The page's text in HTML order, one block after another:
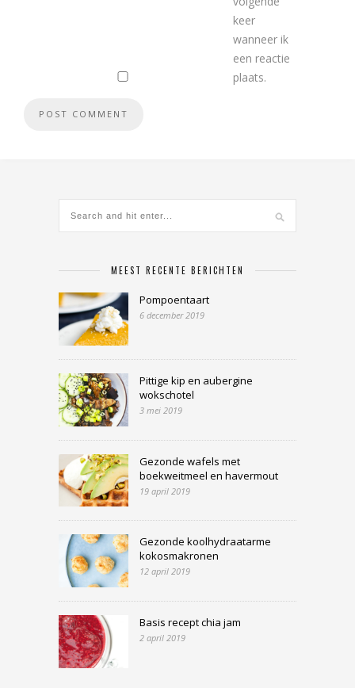
keer
wanneer ik
een reactie
plaats.
MEEST RECENTE BERICHTEN
Pompoentaart
6 december 2019
Pittige kip en aubergine
wokschotel
3 mei 2019
Gezonde wafels met
boekweitmeel en havermout
19 april 2019
Gezonde koolhydraatarme
kokosmakronen
12 april 2019
Basis recept chia jam
2 april 2019